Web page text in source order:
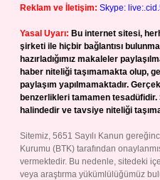
Reklam ve İletişim: Skype:
Yasal Uyarı: Bu internet sitesi,
şirketi ile hiçbir bağlantısı
hazırladığımız makaleler
haber niteliği taşımamakta olup,
paylaşım yapılmamaktadır.
benzerlikleri tamamen
halindedir ve tavsiye niteliği
Sitemiz, 5651 Sayılı Kanun
Kurumu (BTK) tarafından
vermektedir. Bu nedenle, sitedeki
veya araştırma yükümlülüğümüz